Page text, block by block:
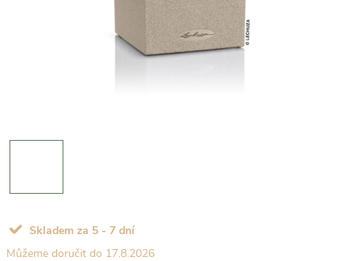
Skladem za 5 - 7 dní
17.8.2026